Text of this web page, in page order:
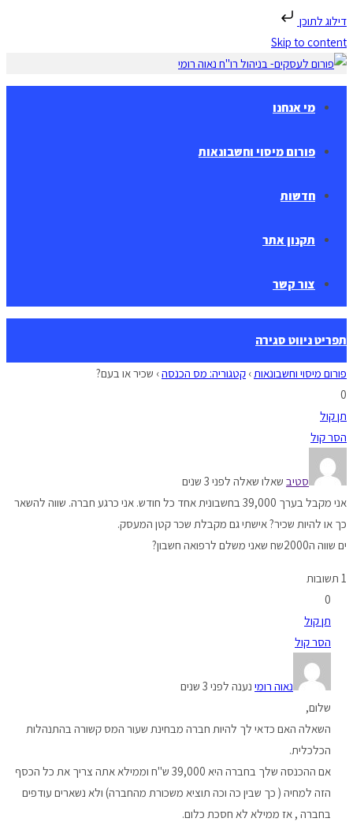
דילוג לתוכן
Skip to content
מי אנחנו
פורום מיסוי וחשבונאות
חדשות
תקנון אתר
צור קשר
תפריט ניווט סגירה
פורום מיסוי וחשבונאות› קטגוריה: מס הכנסה› שכיר או בעם?
0
תן קול
הסר קול
סטיב שאלו שאלה לפני 3 שנים
אני מקבל בערך 39,000 בחשבונית אחד כל חודש. אני כרגע חברה. שווה להשאר
כך או להיות שכיר? אישתי גם מקבלת שכר קטן המעסק.
ים שווה ה2000שח שאני משלם לרפואה חשבון?
1 תשובות
0
תן קול
הסר קול
נאוה רומי נענה לפני 3 שנים
שלום,
השאלה האם כדאי לך להיות חברה מבחינת שעור המס קשורה בהתנהלות
הכלכלית.
אם ההכנסה שלך בחברה היא 39,000 ש"ח וממילא אתה צריך את כל הכסף
הזה למחיה ( כך שבין כה וכה תוציא משכורת מהחברה) ולא נשארים עודפים
בחברה , אז ממילא לא חסכת כלום.